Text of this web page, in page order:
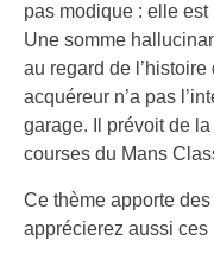
pas modique : elle est
Une somme
au regard de
acquéreur n’a pas
garage. Il prévoit de
courses du Mans
Ce thème apporte
apprécierez aussi ces